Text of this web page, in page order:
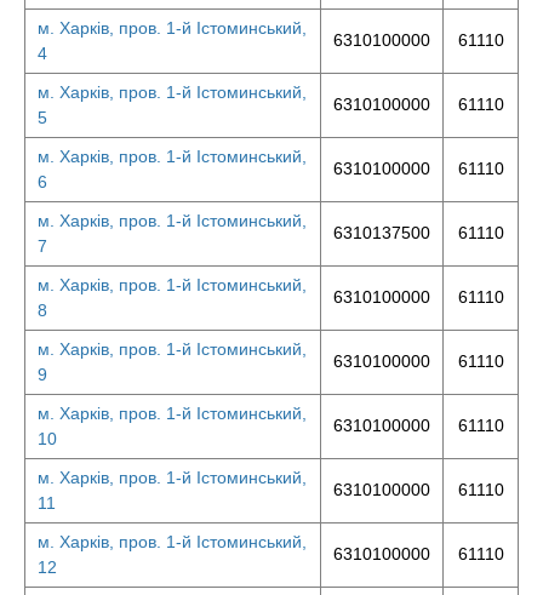
м. Харків, пров. 1-й Істоминський,
4
6310100000 61110
м. Харків, пров. 1-й Істоминський,
5
6310100000 61110
м. Харків, пров. 1-й Істоминський,
6
6310100000 61110
м. Харків, пров. 1-й Істоминський,
7
6310137500 61110
м. Харків, пров. 1-й Істоминський,
8
6310100000 61110
м. Харків, пров. 1-й Істоминський,
9
6310100000 61110
м. Харків, пров. 1-й Істоминський,
10
6310100000 61110
м. Харків, пров. 1-й Істоминський,
11
6310100000 61110
м. Харків, пров. 1-й Істоминський,
12
6310100000 61110